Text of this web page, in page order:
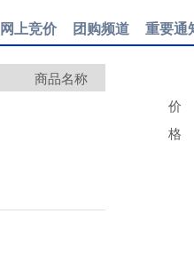
网上竞价 团购频道 重要通
商品名称
价
格